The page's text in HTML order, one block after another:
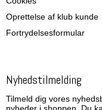
Oprettelse af klub kunde
Fortrydelsesformular
Nyhedstilmelding
Tilmeld dig vores